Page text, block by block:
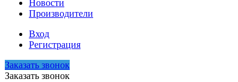
Новости
Производители
Вход
Регистрация
Заказать звонок
Заказать звонок